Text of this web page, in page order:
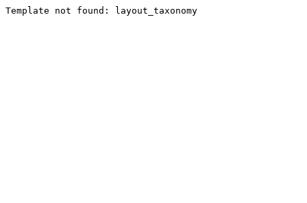
Template not found: layout_taxonomy